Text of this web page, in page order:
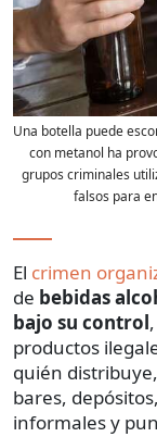
Una botella puede
con metanol ha
grupos criminales
falsos para
El crimen
de bebidas
bajo su control
productos
quién
bares,
informales y